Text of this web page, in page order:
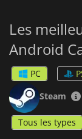
Les
Android
PC
Steam
Tous les types